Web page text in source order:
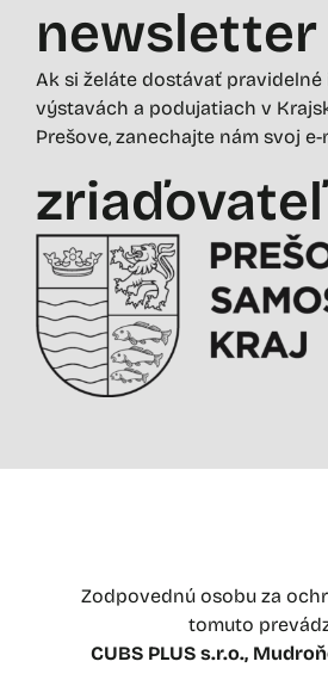
newsletter
Ak si želáte dostávať
výstavách a podujatiach v
Prešove, zanechajte nám svoj e-
zriaďovateľ
Zodpovednú osobu za
tomuto
CUBS PLUS s.r.o.,